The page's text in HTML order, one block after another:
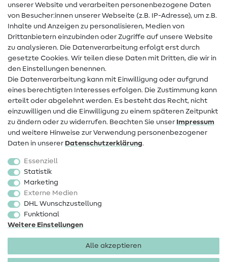
Hilfe & Kontakt
Kontakt
Infos zum Betreiberwechsel
FAQ
Widerrufsrecht
Beliebt
Stoffe
Sale
Schnittmuster
unserer Website und verarbeiten personenbezogene Daten
von Besucher:innen unserer Webseite (z.B. IP-Adresse), um z.B.
Inhalte und Anzeigen zu personalisieren, Medien von
Drittanbietern einzubinden oder Zugriffe auf unsere Website
zu analysieren. Die Datenverarbeitung erfolgt erst durch
gesetzte Cookies. Wir teilen diese Daten mit Dritten, die wir in
den Einstellungen benennen.
Die Datenverarbeitung kann mit Einwilligung oder aufgrund
eines berechtigten Interesses erfolgen. Die Zustimmung kann
erteilt oder abgelehnt werden. Es besteht das Recht, nicht
einzuwilligen und die Einwilligung zu einem späteren Zeitpunkt
zu ändern oder zu widerrufen. Beachten Sie unser Impressum
und weitere Hinweise zur Verwendung personenbezogener
Daten in unserer Daten­schutz­erklärung.
Essenziell
Statistik
Marketing
Externe Medien
DHL Wunschzustellung
Funktional
Weitere Einstellungen
Alle akzeptieren
Impressum
Datenschutz
AGB